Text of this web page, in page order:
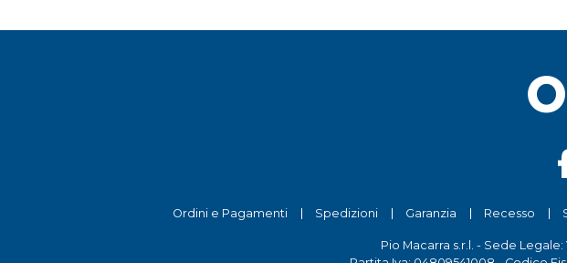
Ordini e Pagamenti Spedizioni Garanzia Recesso
Pio Macarra s.r.l. - Sede